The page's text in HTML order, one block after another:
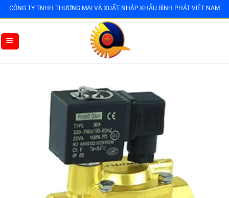
qua
nội
dung
CÔNG TY TNHH THƯƠNG MẠI VÀ XUẤT NHẬP KHẨU BÌNH PHÁT VIỆT NAM